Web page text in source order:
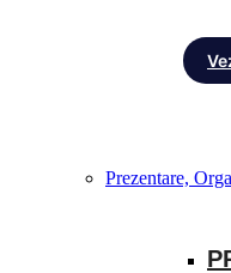
Prezentare,